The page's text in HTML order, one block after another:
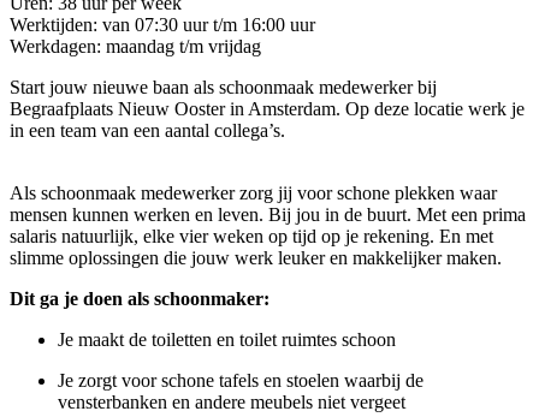
Werktijden: van 07:30 uur t/m 16:00 uur
Werkdagen: maandag t/m vrijdag
Start jouw nieuwe baan als schoonmaak medewerker bij
Begraafplaats Nieuw Ooster in Amsterdam. Op deze locatie werk je
in een team van een aantal collega’s.
Als schoonmaak medewerker zorg jij voor schone plekken waar
mensen kunnen werken en leven. Bij jou in de buurt. Met een prima
salaris natuurlijk, elke vier weken op tijd op je rekening. En met
slimme oplossingen die jouw werk leuker en makkelijker maken.
Dit ga je doen als schoonmaker:
Je maakt de toiletten en toilet ruimtes schoon
Je zorgt voor schone tafels en stoelen waarbij de
vensterbanken en andere meubels niet vergeet